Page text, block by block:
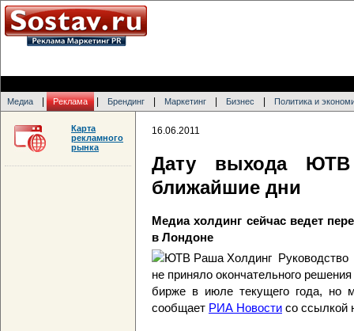
Медиа Реклама Брендинг Маркетинг Бизнес Политика и
16.06.2011
Дату выхода
ближайшие дни
Медиа холдинг сейчас ведет
в Лондоне
не приняло окончательного
бирже в июле текущего года, но
сообщает РИА Новости со ссылкой
Карта
рекламного
рынка